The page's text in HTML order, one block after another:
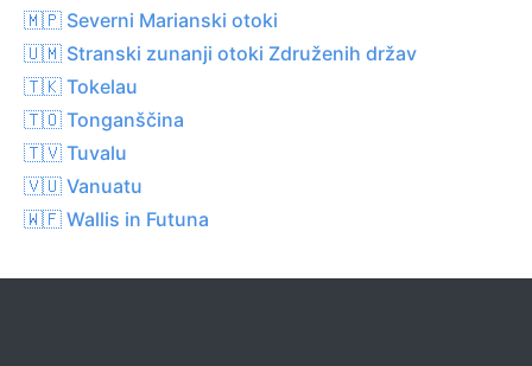
🇲🇵 Severni Marianski otoki
🇺🇲 Stranski zunanji otoki Združenih držav
🇹🇰 Tokelau
🇹🇴 Tonganščina
🇹🇻 Tuvalu
🇻🇺 Vanuatu
🇼🇫 Wallis in Futuna